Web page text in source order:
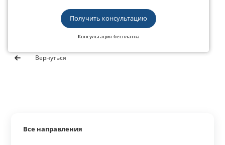
Получить консультацию
Консультация бесплатна
Вернуться
Все направления